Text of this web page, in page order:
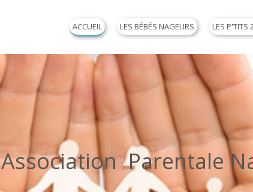
ACCUEIL LES BÉBÉS NAGEURS LES P'TITS
Association Parentale